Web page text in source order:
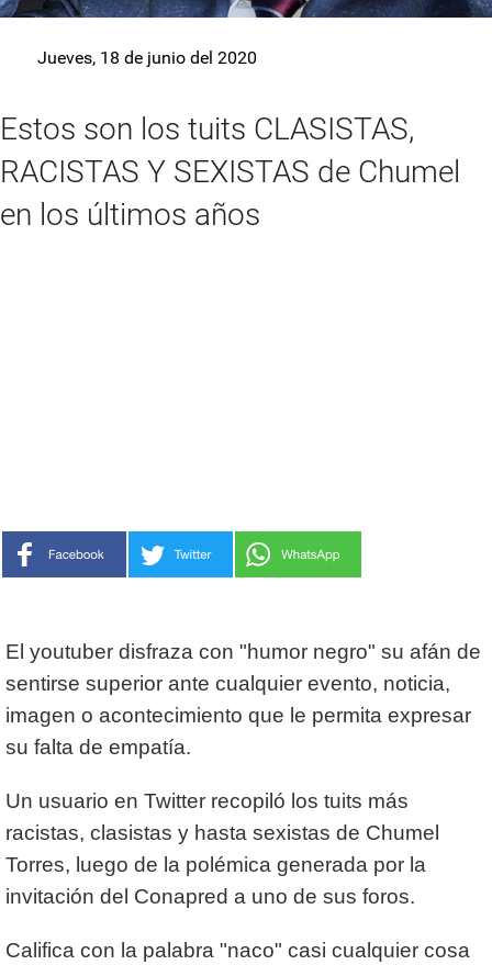
Jueves, 18 de junio del 2020
Estos son los tuits CLASISTAS,
RACISTAS Y SEXISTAS de Chumel
en los últimos años
El youtuber disfraza con "humor negro" su afán de
sentirse superior ante cualquier evento, noticia,
imagen o acontecimiento que le permita expresar
su falta de empatía.
Un usuario en Twitter recopiló los tuits más
racistas, clasistas y hasta sexistas de Chumel
Torres, luego de la polémica generada por la
invitación del Conapred a uno de sus foros.
Califica con la palabra "naco" casi cualquier cosa